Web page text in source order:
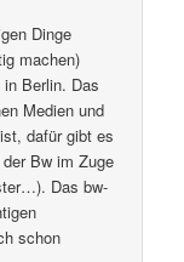
Dinge
machen)
Berlin. Das
Medien und
dafür gibt es
Bw im Zuge
Das bw-
schon